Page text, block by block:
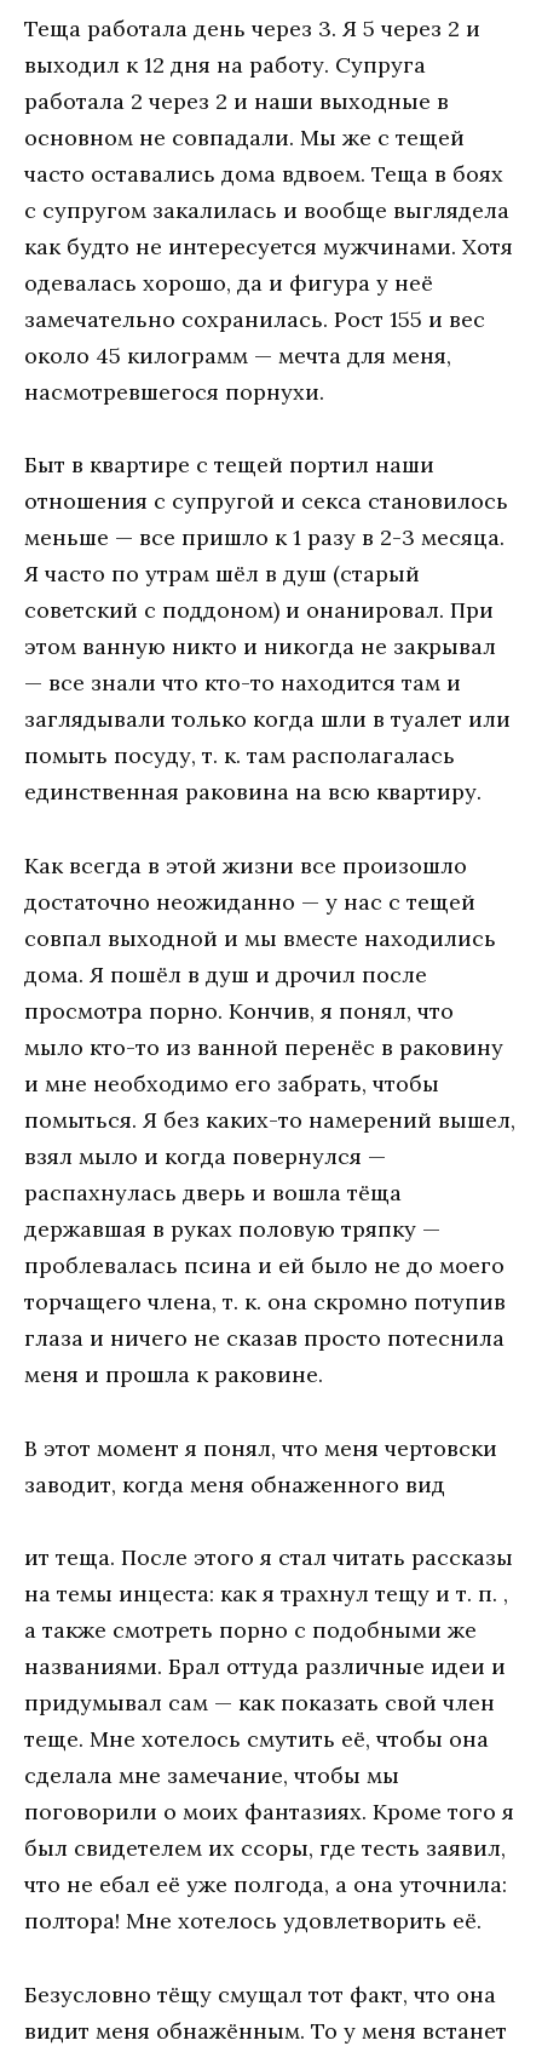
Теща работала день через 3. Я 5 через 2 и
выходил к 12 дня на работу. Супруга
работала 2 через 2 и наши выходные в
основном не совпадали. Мы же с тещей
часто оставались дома вдвоем. Теща в боях
с супругом закалилась и вообще выглядела
как будто не интересуется мужчинами. Хотя
одевалась хорошо, да и фигура у неё
замечательно сохранилась. Рост 155 и вес
около 45 килограмм — мечта для меня,
насмотревшегося порнухи.
Быт в квартире с тещей портил наши
отношения с супругой и секса становилось
меньше — все пришло к 1 разу в 2-3 месяца.
Я часто по утрам шёл в душ (старый
советский с поддоном) и онанировал. При
этом ванную никто и никогда не закрывал
— все знали что кто-то находится там и
заглядывали только когда шли в туалет или
помыть посуду, т. к. там располагалась
единственная раковина на всю квартиру.
Как всегда в этой жизни все произошло
достаточно неожиданно — у нас с тещей
совпал выходной и мы вместе находились
дома. Я пошёл в душ и дрочил после
просмотра порно. Кончив, я понял, что
мыло кто-то из ванной перенёс в раковину
и мне необходимо его забрать, чтобы
помыться. Я без каких-то намерений вышел,
взял мыло и когда повернулся —
распахнулась дверь и вошла тёща
державшая в руках половую тряпку —
проблевалась псина и ей было не до моего
торчащего члена, т. к. она скромно потупив
глаза и ничего не сказав просто потеснила
меня и прошла к раковине.
В этот момент я понял, что меня чертовски
заводит, когда меня обнаженного вид
ит теща. После этого я стал читать рассказы
на темы инцеста: как я трахнул тещу и т. п. ,
а также смотреть порно с подобными же
названиями. Брал оттуда различные идеи и
придумывал сам — как показать свой член
теще. Мне хотелось смутить её, чтобы она
сделала мне замечание, чтобы мы
поговорили о моих фантазиях. Кроме того я
был свидетелем их ссоры, где тесть заявил,
что не ебал её уже полгода, а она уточнила:
полтора! Мне хотелось удовлетворить её.
Безусловно тёщу смущал тот факт, что она
видит меня обнажённым. То у меня встанет